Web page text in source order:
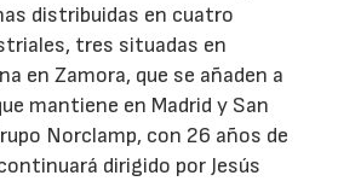
distribuidas en cuatro
tres situadas en
en Zamora, que se añaden a
mantiene en Madrid y San
Norclamp, con 26 años de
dirigido por Jesús